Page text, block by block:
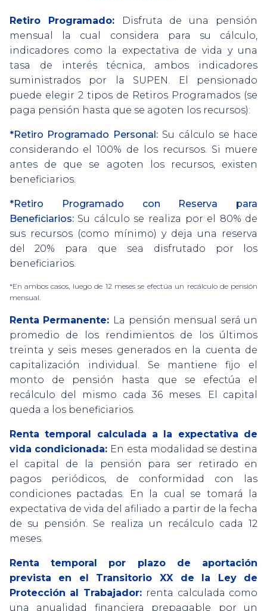
Retiro Programado:
Disfruta de una pensión
mensual la cual considera para su cálculo,
indicadores como la expectativa de vida y una
tasa de interés técnica, ambos indicadores
suministrados por la SUPEN. El pensionado
puede elegir 2 tipos de Retiros Programados (se
paga pensión hasta que se agoten los recursos):
*Retiro Programado Personal: Su cálculo se hace
considerando el 100% de los recursos. Si muere
antes de que se agoten los recursos, existen
beneficiarios.
*Retiro Programado con Reserva para
Beneficiarios: Su cálculo se realiza por el 80% de
sus recursos (como mínimo) y deja una reserva
del 20% para que sea disfrutado por los
beneficiarios.
*En ambos casos, luego de 12 meses se efectúa un recálculo de pensión
mensual.
Renta Permanente: La pensión mensual será un
promedio de los rendimientos de los últimos
treinta y seis meses generados en la cuenta de
capitalización individual. Se mantiene fijo el
monto de pensión hasta que se efectúa el
recálculo del mismo cada 36 meses. El capital
queda a los beneficiarios.
Renta temporal calculada a la expectativa de
vida condicionada: En esta modalidad se destina
el capital de la pensión para ser retirado en
pagos periódicos, de conformidad con las
condiciones pactadas. En la cual se tomará la
expectativa de vida del afiliado a partir de la fecha
de su pensión. Se realiza un recálculo cada 12
meses.
Renta temporal por plazo de aportación
prevista en el Transitorio XX de la Ley de
Protección al Trabajador: renta calculada como
una anualidad financiera prepagable por un